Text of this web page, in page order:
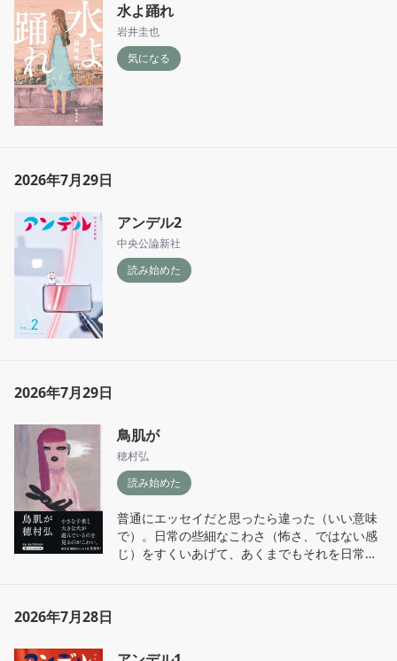
水よ踊れ
岩井圭也
気になる
2026年7月29日
アンデル2
中央公論新社
読み始めた
2026年7月29日
鳥肌が
穂村弘
読み始めた
普通にエッセイだと思ったら違った（いい意味
で）。日常の些細なこわさ（怖さ、ではない感
じ）をすくいあげて、あくまでもそれを日常と
2026年7月28日